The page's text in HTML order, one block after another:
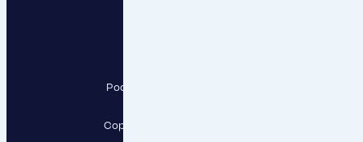
Pod Krčským lesem 2016/22,
Copyright RESPECT, a.s., 2026